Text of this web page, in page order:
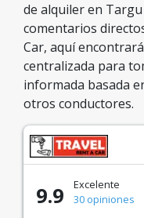
de alquiler en
comentarios
Car, aquí
centralizada para
informada basada
otros conductores.
9.9
Excelente
30 opiniones